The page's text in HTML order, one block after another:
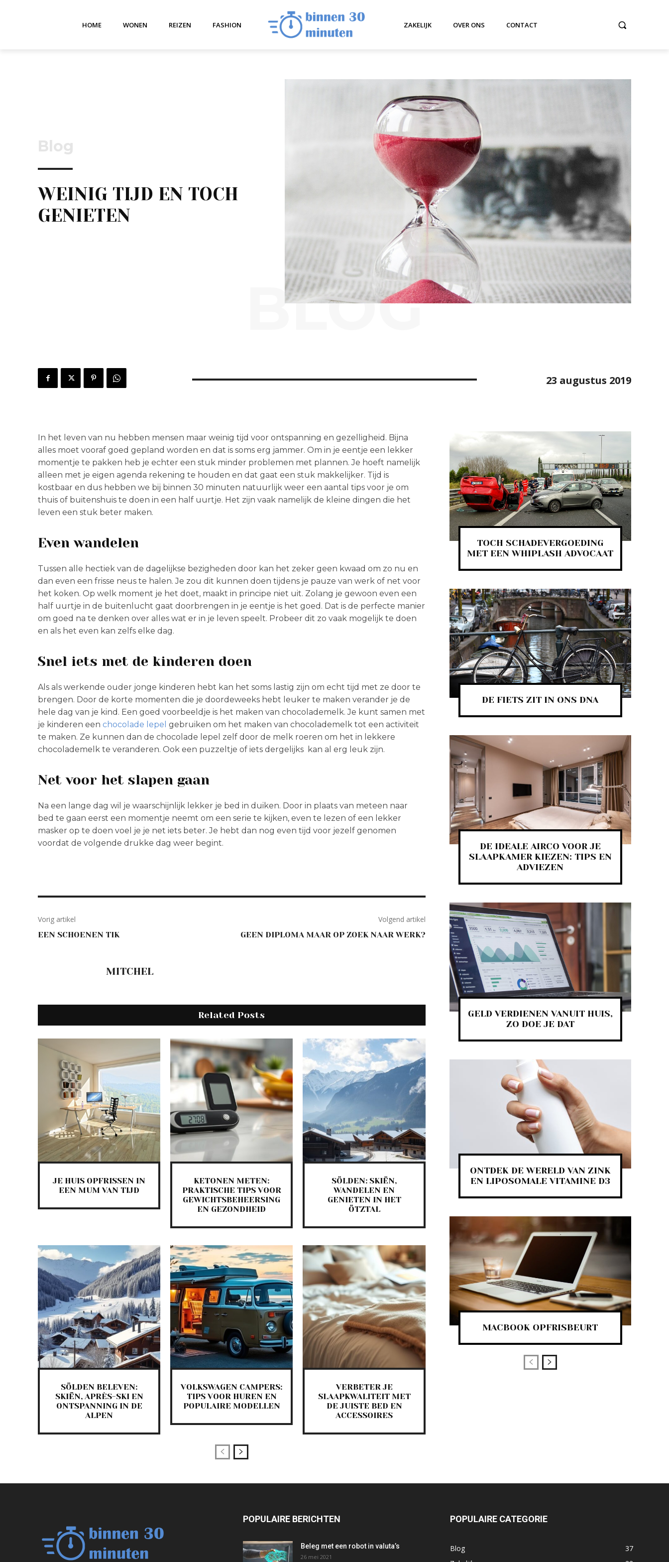
HOME WONEN REIZEN FASHION ZAKELIJK OVER ONS CONTACT
Blog
WEINIG TIJD EN TOCH
GENIETEN
BLOG
23 augustus 2019
In het leven van nu hebben mensen maar weinig tijd voor ontspanning en gezelligheid. Bijna
alles moet vooraf goed gepland worden en dat is soms erg jammer. Om in je eentje een lekker
momentje te pakken heb je echter een stuk minder problemen met plannen. Je hoeft namelijk
alleen met je eigen agenda rekening te houden en dat gaat een stuk makkelijker. Tijd is
kostbaar en dus hebben we bij binnen 30 minuten natuurlijk weer een aantal tips voor je om
thuis of buitenshuis te doen in een half uurtje. Het zijn vaak namelijk de kleine dingen die het
leven een stuk beter maken.
Even wandelen
Tussen alle hectiek van de dagelijkse bezigheden door kan het zeker geen kwaad om zo nu en
dan even een frisse neus te halen. Je zou dit kunnen doen tijdens je pauze van werk of net voor
het koken. Op welk moment je het doet, maakt in principe niet uit. Zolang je gewoon even een
half uurtje in de buitenlucht gaat doorbrengen in je eentje is het goed. Dat is de perfecte manier
om goed na te denken over alles wat er in je leven speelt. Probeer dit zo vaak mogelijk te doen
en als het even kan zelfs elke dag.
Snel iets met de kinderen doen
Als als werkende ouder jonge kinderen hebt kan het soms lastig zijn om echt tijd met ze door te
brengen. Door de korte momenten die je doordeweeks hebt leuker te maken verander je de
hele dag van je kind. Een goed voorbeeldje is het maken van chocolademelk. Je kunt samen met
je kinderen een chocolade lepel gebruiken om het maken van chocolademelk tot een activiteit
te maken. Ze kunnen dan de chocolade lepel zelf door de melk roeren om het in lekkere
chocolademelk te veranderen. Ook een puzzeltje of iets dergelijks kan al erg leuk zijn.
Net voor het slapen gaan
Na een lange dag wil je waarschijnlijk lekker je bed in duiken. Door in plaats van meteen naar
bed te gaan eerst een momentje neemt om een serie te kijken, even te lezen of een lekker
masker op te doen voel je je net iets beter. Je hebt dan nog even tijd voor jezelf genomen
voordat de volgende drukke dag weer begint.
Vorig artikel
EEN SCHOENEN TIK
Volgend artikel
GEEN DIPLOMA MAAR OP ZOEK NAAR WERK?
MITCHEL
Related Posts
JE HUIS OPFRISSEN IN
EEN MUM VAN TIJD
KETONEN METEN:
PRAKTISCHE TIPS VOOR
GEWICHTSBEHEERSING
EN GEZONDHEID
SÖLDEN: SKIËN,
WANDELEN EN
GENIETEN IN HET
ÖTZTAL
SÖLDEN BELEVEN:
SKIËN, APRÈS-SKI EN
ONTSPANNING IN DE
ALPEN
VOLKSWAGEN CAMPERS:
TIPS VOOR HUREN EN
POPULAIRE MODELLEN
VERBETER JE
SLAAPKWALITEIT MET
DE JUISTE BED EN
ACCESSOIRES
TOCH SCHADEVERGOEDING
MET EEN WHIPLASH ADVOCAAT
DE FIETS ZIT IN ONS DNA
DE IDEALE AIRCO VOOR JE
SLAAPKAMER KIEZEN: TIPS EN
ADVIEZEN
GELD VERDIENEN VANUIT HUIS,
ZO DOE JE DAT
ONTDEK DE WERELD VAN ZINK
EN LIPOSOMALE VITAMINE D3
MACBOOK OPFRISBEURT
POPULAIRE BERICHTEN
Beleg met een robot in valuta’s
26 mei 2021
POPULAIRE CATEGORIE
Blog
37